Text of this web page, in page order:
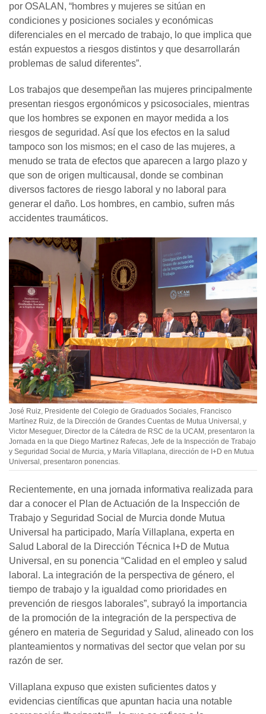
por OSALAN, “hombres y mujeres se sitúan en
condiciones y posiciones sociales y económicas
diferenciales en el mercado de trabajo, lo que implica que
están expuestos a riesgos distintos y que desarrollarán
problemas de salud diferentes”.
Los trabajos que desempeñan las mujeres principalmente
presentan riesgos ergonómicos y psicosociales, mientras
que los hombres se exponen en mayor medida a los
riesgos de seguridad. Así que los efectos en la salud
tampoco son los mismos; en el caso de las mujeres, a
menudo se trata de efectos que aparecen a largo plazo y
que son de origen multicausal, donde se combinan
diversos factores de riesgo laboral y no laboral para
generar el daño. Los hombres, en cambio, sufren más
accidentes traumáticos.
José Ruiz, Presidente del Colegio de Graduados Sociales, Francisco
Martínez Ruiz, de la Dirección de Grandes Cuentas de Mutua Universal, y
Victor Meseguer, Director de la Cátedra de RSC de la UCAM, presentaron la
Jornada en la que Diego Martinez Rafecas, Jefe de la Inspección de Trabajo
y Seguridad Social de Murcia, y María Villaplana, dirección de I+D en Mutua
Universal, presentaron ponencias.
Recientemente, en una jornada informativa realizada para
dar a conocer el Plan de Actuación de la Inspección de
Trabajo y Seguridad Social de Murcia donde Mutua
Universal ha participado, María Villaplana, experta en
Salud Laboral de la Dirección Técnica I+D de Mutua
Universal, en su ponencia “Calidad en el empleo y salud
laboral. La integración de la perspectiva de género, el
tiempo de trabajo y la igualdad como prioridades en
prevención de riesgos laborales”, subrayó la importancia
de la promoción de la integración de la perspectiva de
género en materia de Seguridad y Salud, alineado con los
planteamientos y normativas del sector que velan por su
razón de ser.
Villaplana expuso que existen suficientes datos y
evidencias científicas que apuntan hacia una notable